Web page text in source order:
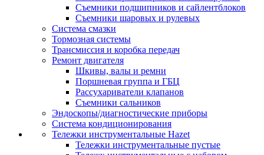
Съемники подшипников и сайлентблоков
Съемники шаровых и рулевых
Система смазки
Тормозная системы
Трансмиссия и коробка передач
Ремонт двигателя
Шкивы, валы и ремни
Поршневая группа и ГБЦ
Рассухариватели клапанов
Съемники сальников
Эндоскопы/диагностические приборы
Система кондиционирования
Тележки инструментальные Hazet
Тележки инструментальные пустые